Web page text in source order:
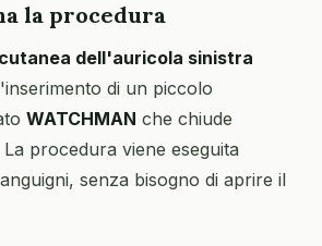
la procedura
dell'auricola sinistra
di un piccolo
WATCHMAN che chiude
procedura viene eseguita
senza bisogno di aprire il